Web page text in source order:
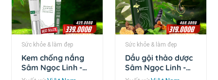
Sức khỏe & làm đẹp
Kem chống nắng
Sâm Ngọc Linh -
50ml
Sức khỏe & làm đẹp
Dầu gội thảo dược
Sâm Ngọc Linh -
500ml